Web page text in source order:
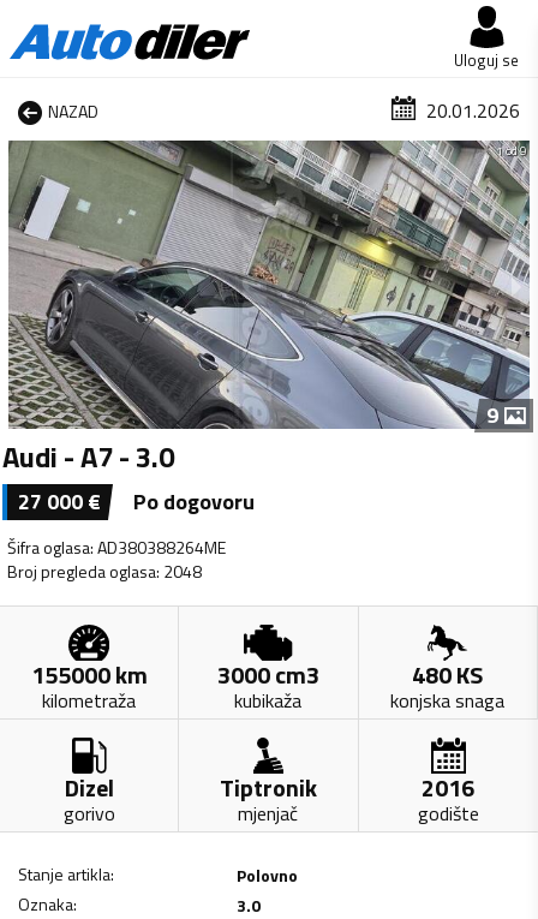
Uloguj se
NAZAD 20.01.2026
1 od 9
9
Audi - A7 - 3.0
27 000€ Po dogovoru
Šifra oglasa:AD380388264ME
Broj pregleda oglasa: 2048
155000km
kilometraža
3000cm3
kubikaža
480KS
konjska snaga
Dizel
gorivo
Tiptronik
mjenjač
2016
godište
Stanje artikla:
Polovno
Oznaka:
3.0